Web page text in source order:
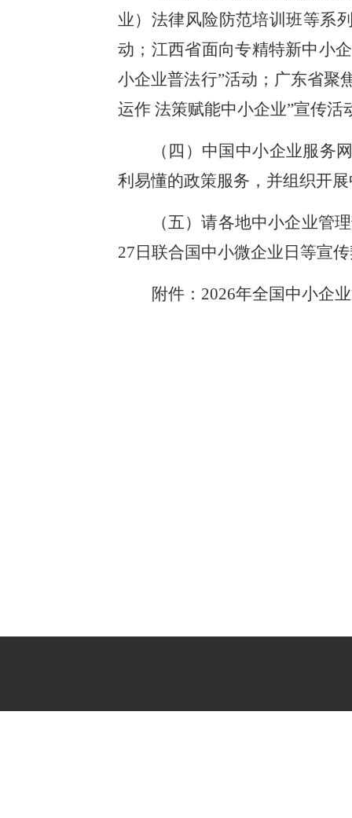
业）法律风险防范培训班等系
动；江西省面向专精特新中小
小企业普法行”活动；广东省聚
运作 法策赋能中小企业”宣传活
（四）中国中小企业服务
利易懂的政策服务，并组织开
（五）请各地中小企业管
27日联合国中小微企业日等宣
附件： 2026年全国中小企